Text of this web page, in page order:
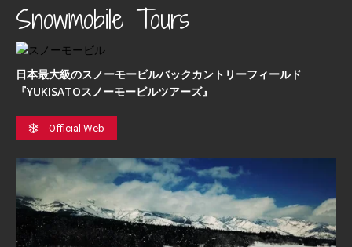
Snowmobile Tours
日本最⼤級のスノーモービルバックカントリーフィールド
『YUKISATOスノーモービルツアーズ』
Official Web